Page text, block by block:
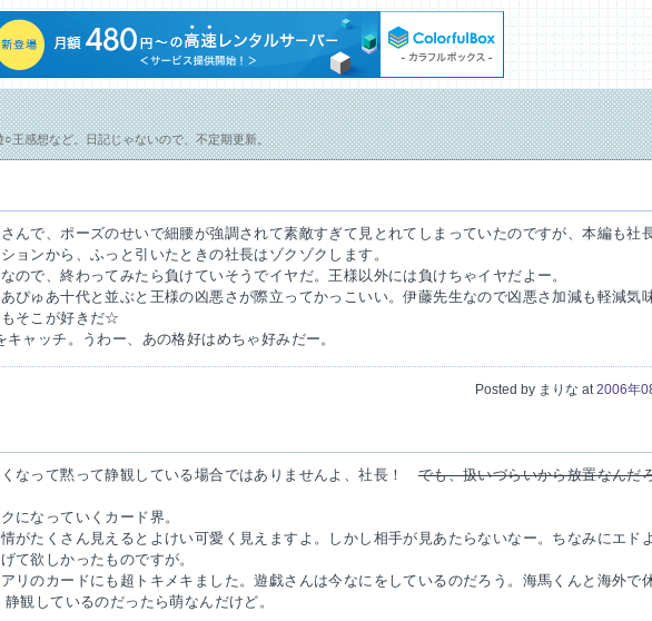
王感想など。日記じゃないので、不定期更新。
んで、ポーズのせいで細腰が強調されて素敵すぎて見とれてしまっていたのですが、本編も
ンから、ふっと引いたときの社長はゾクゾクします。
ので、終わってみたら負けていそうでイヤだ。王様以外には負けちゃイヤだよー。
ぴゅあ十代と並ぶと王様の凶悪さが際立ってかっこいい。伊藤先生なので凶悪さ加減も軽減気
そこが好きだ☆
ャッチ。うわー、あの格好はめちゃ好みだー。
Posted by まりな at 2006年
なって黙って静観している場合ではありませんよ、社長！でも、扱いづらいから放置なんだ
になっていくカード界。
がたくさん見えるとよけい可愛く見えますよ。しかし相手が見あたらないなー。ちなみにエド
て欲しかったものですが。
リのカードにも超トキメキました。遊戯さんは今なにをしているのだろう。海馬くんと海外
観しているのだったら萌なんだけど。